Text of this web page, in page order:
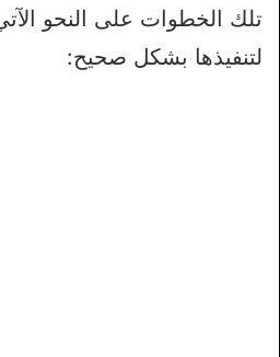
تلك الخطوات على النحو
لتنفيذها بشكل صحيح: